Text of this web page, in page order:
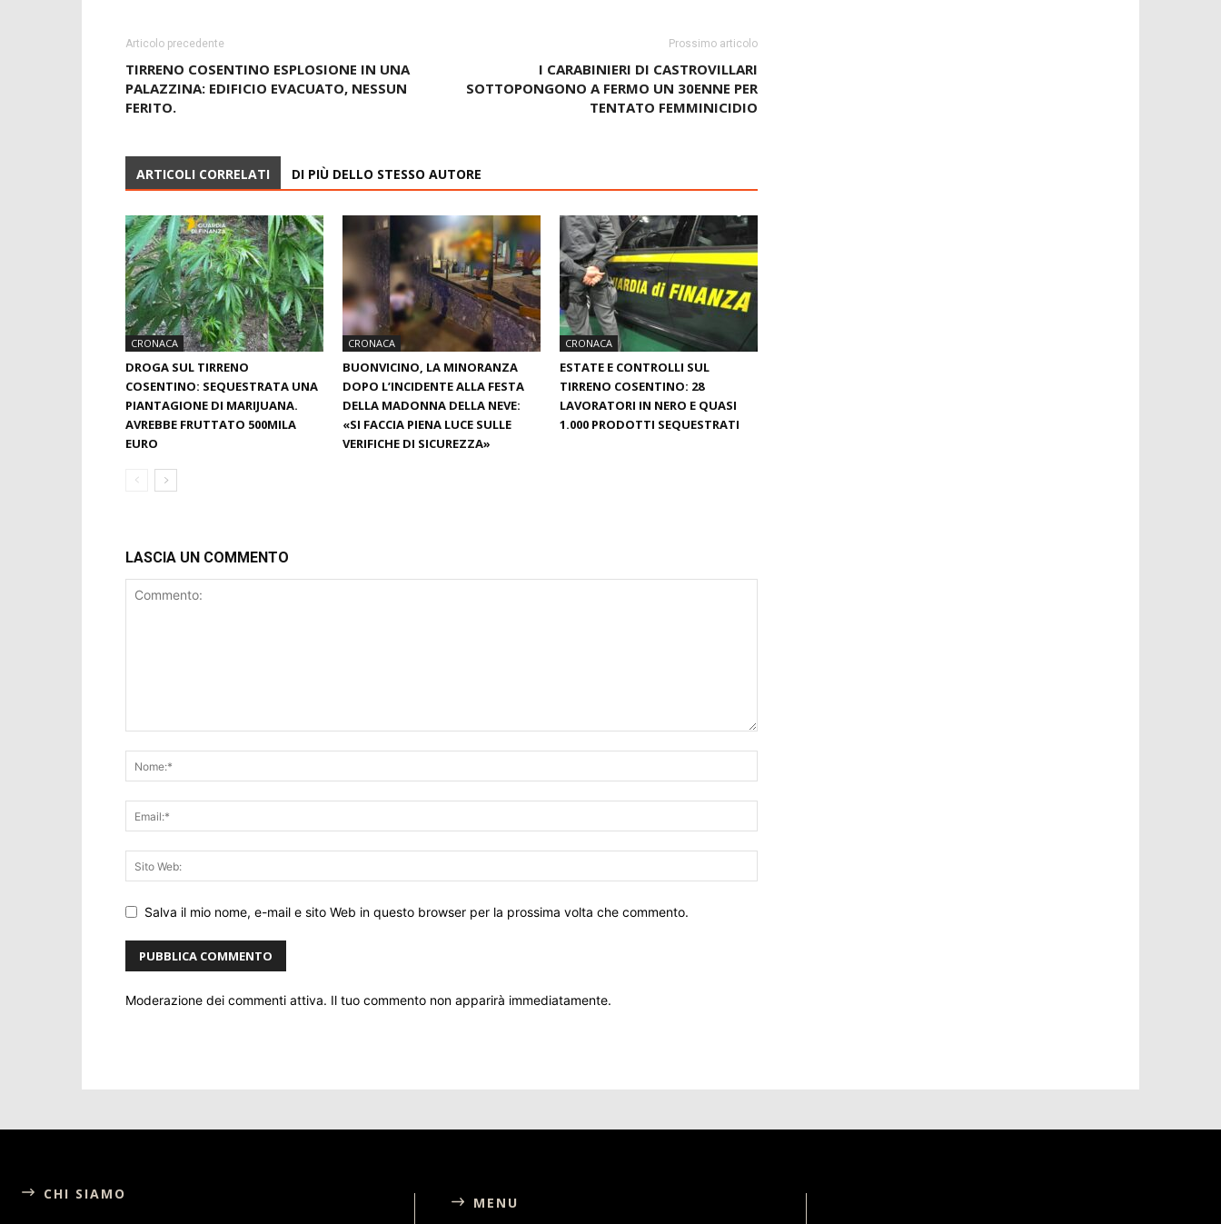
Articolo precedente
TIRRENO COSENTINO ESPLOSIONE IN UNA
PALAZZINA: EDIFICIO EVACUATO, NESSUN
FERITO.
Prossimo articolo
I CARABINIERI DI CASTROVILLARI
SOTTOPONGONO A FERMO UN 30ENNE PER
TENTATO FEMMINICIDIO
ARTICOLI CORRELATI DI PIÙ DELLO STESSO AUTORE
CRONACA
DROGA SUL TIRRENO
COSENTINO: SEQUESTRATA UNA
PIANTAGIONE DI MARIJUANA.
AVREBBE FRUTTATO 500MILA
EURO
CRONACA
BUONVICINO, LA MINORANZA
DOPO L’INCIDENTE ALLA FESTA
DELLA MADONNA DELLA NEVE:
«SI FACCIA PIENA LUCE SULLE
VERIFICHE DI SICUREZZA»
CRONACA
ESTATE E CONTROLLI SUL
TIRRENO COSENTINO: 28
LAVORATORI IN NERO E QUASI
1.000 PRODOTTI SEQUESTRATI
LASCIA UN COMMENTO
Salva il mio nome, e-mail e sito Web in questo browser per la prossima volta che commento.
Moderazione dei commenti attiva. Il tuo commento non apparirà immediatamente.
CHI SIAMO
MENU